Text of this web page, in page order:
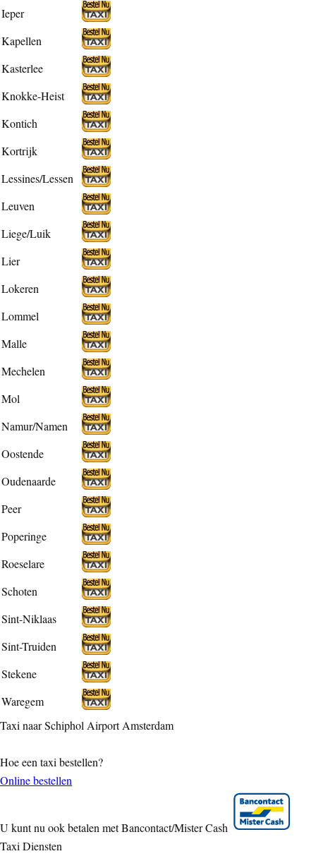
Ieper
Kapellen
Kasterlee
Knokke-Heist
Kontich
Kortrijk
Lessines/Lessen
Leuven
Liege/Luik
Lier
Lokeren
Lommel
Malle
Mechelen
Mol
Namur/Namen
Oostende
Oudenaarde
Peer
Poperinge
Roeselare
Schoten
Sint-Niklaas
Sint-Truiden
Stekene
Waregem
Taxi naar Schiphol Airport Amsterdam
Hoe een taxi bestellen?
Online bestellen
U kunt nu ook betalen met Bancontact/Mister Cash
Taxi Diensten